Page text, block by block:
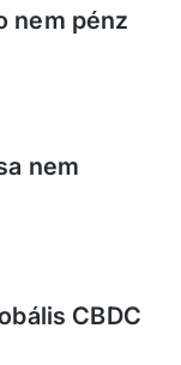
nem pénz
nem
CBDC